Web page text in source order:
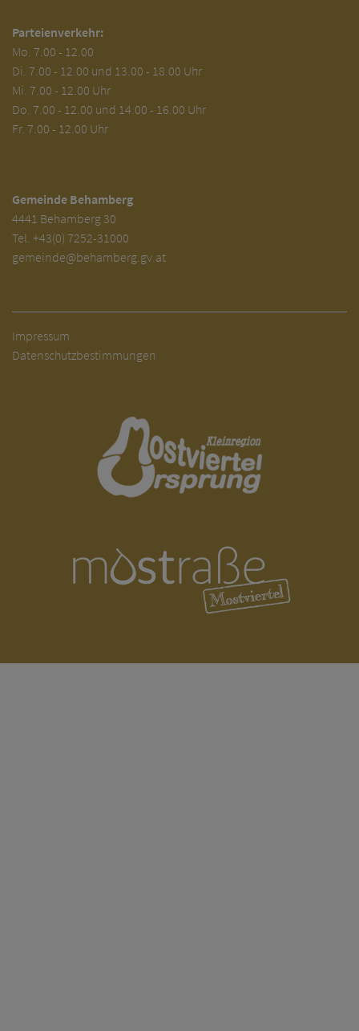
Parteienverkehr:
Mo. 7.00 - 12.00
Di. 7.00 - 12.00 und 13.00 - 18.00 Uhr
Mi. 7.00 - 12.00 Uhr
Do. 7.00 - 12.00 und 14.00 - 16.00 Uhr
Fr. 7.00 - 12.00 Uhr
Gemeinde Behamberg
4441 Behamberg 30
Tel. +43(0) 7252-31000
gemeinde@behamberg.gv.at
Impressum
Datenschutzbestimmungen